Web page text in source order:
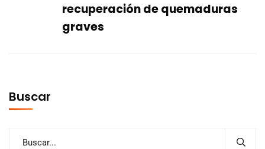
recuperación de quemaduras
graves
Buscar